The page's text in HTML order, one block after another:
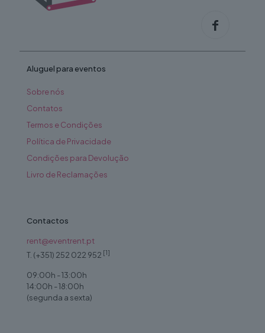
Aluguel para eventos
Sobre nós
Contatos
Termos e Condições
Política de Privacidade
Condições para Devolução
Livro de Reclamações
Contactos
rent@eventrent.pt
T. (+351) 252 022 952 [1]
09:00h - 13:00h
14:00h - 18:00h
(segunda a sexta)